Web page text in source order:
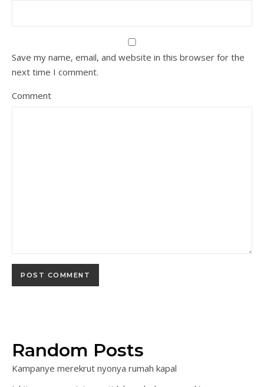
Save my name, email, and website in this browser for the
next time I comment.
Comment
Random Posts
Kampanye merekrut nyonya rumah kapal